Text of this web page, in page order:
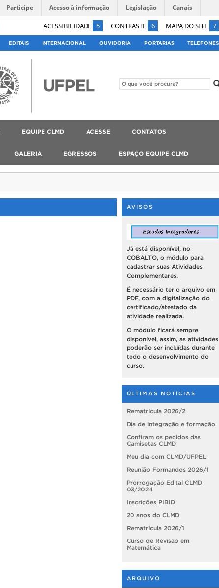
ACESSIBILIDADE 5 CONTRASTE 6 MAPA DO SITE 7
Participe Acesso à informação Legislação Canais
EDITAIS INTERNACIONAL OUVIDORIA PORTARIAS TELEFONES
EQUIPE CLMD ACESSE CONTATOS
GALERIA EGRESSOS ESPAÇO EQUIPE CLMD
AVISOS
Já está disponível, no
COBALTO, o módulo para
cadastrar suas Atividades
Complementares.
É necessário ter o arquivo em
PDF, com a digitalização do
certificado/atestado da
atividade realizada.
O módulo ficará sempre
disponível, assim, as atividades
poderão ser incluídas durante
todo o desenvolvimento do
curso.
ÚLTIMAS NOTÍCIAS
Rematrícula 2026/2
Dia de integração e formação
Confiram os pedidos das
Camisetas CLMD
Meu dia com CLMD/UFPEL
Reunião Formandos 2026/1
Prorrogação Edital CLMD
03/2024
Inscrições PIBID
20 anos do CLMD
Rematrícula 2026/1
Curso de Revisão em
Matemática
ARQUIVO